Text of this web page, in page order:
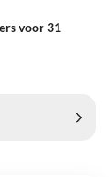
voor 31